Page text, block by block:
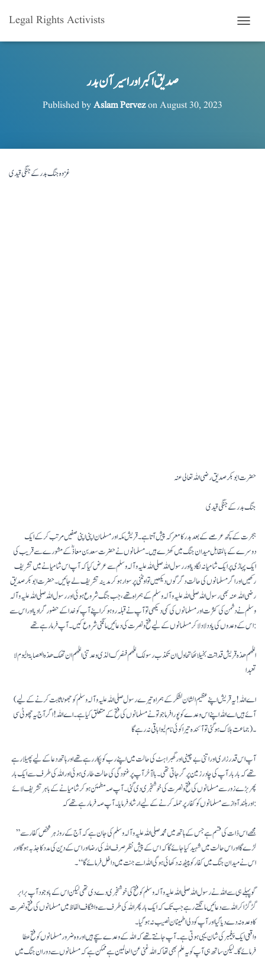
Legal Rights Activists
O
صدیق اکبر اور اسیرآن بدر
Published byAslam PervezonAugust 30, 2023
غزوہ جنگ بدر کے جنگی قیدی
حضرت ابوبکر صدیق رضی اللہ تعالی عنہ
جنگ بدر کے جنگی قیدی
ہجرت کے کچھ عرصے کے بعد بدر کا معرکہ پیش آتاہے۔ قریش مکہ اورمسلمان اپنی اپنی صفیں مرتب کرکے ایک
دوسرے کے بالمقابل میدان جنگ میں کھڑے ہیں۔ مسلمانوں نے حضرت سعد بن معاذؓ کے مشورے سے قریب کی
ایک پہاڑی پرایک شامیانہ لگا دیا اور رسول اللہ صلی اللہ علیہ وآلہ وسلم سے عرض کیا کہ آپ اس شامیانے میں تشریف
رکھیں اور اگر مسلمانوں کی حالت دگرگوں دیکھیں تو اونٹنی پر سوار ہو کر مدینہ تشریف لے جائیں۔ حضرت ابوبکر صدیق
رضی اللہ عنہ بھی رسول اللہ صلی اللہ علیہ وآلہ وسلم کے ہمراہ تھے، جب جنگ شروع ہوئی اور رسول اللہ صلی اللہ علیہ وآلہ
وسلم نے دشمن کی کثرت اور مسلمانوں کی کمی دیکھی تو آپ نے قبلہ رو ہو کر اپنے آپ کو خدا کے حضور گرا دیا اور اس سے
اس کے وعدوں کی یاد دلا دلا کر مسلمانوں کے لیے فتح و نصرت کی دعائیں مانگنی شروع کیں۔ آپ فرمارہے تھے:
اللھم ھذہ قریش قداتت بخیلائھا تحاول ان تکذب رسولک اللھم فنصرک الذی وعدتنی اللھم ان تھک ھذہ العصابۃ الیوم لا
تعبدا
(اے اللہ!یہ قریش اپنے عظیم الشان لشکر کے ہمراہ تیرے رسول صلی اللہ علیہ وآلہ وسلم کو جھوٹا ثابت کرنے کے لیے
آئے ہیں اے اللہ اپنے اس وعدے کو پورا فرما جو تو نے مسلمانوں کی فتح کے متعلق کیا ہے۔ اے اللہ! اگر آج یہ چھوٹی سی
جماعت ہلاک ہو گئی تو آئندہ تیرا کوئی نام لیوا باقی نہ رہے گا)۔
آپ اس قدر زاری اور اتنی بے چینی اور گھبراہٹ کی حالت میں اپنے رب کو پکار رہے تھے اورہاتھ دعا کے لیے پھیلا رہے
تھے کہ بار بار آپ کی چادر زمین پر گر جاتی تھی۔ بالآخر آپ پر غنودگی کی حالت طاری ہوئی اور اللہ کی طرف سے ایک بار
پھر بڑے زور سے مسلمانوں کی فتح و نصرت کی خوشخبری دی گئی۔ آپ صہ مطمئن ہو کر شامیانے کے باہر تشریف لائے
اور بلند آواز سے مسلمانوں کو کفار پر حملہ کرنے کے لیے ارشاد فرمایا۔ آپ صہ فرما رہے تھے کہ :
” مجھے اس ذات کی قسم ہے جس کے ہاتھ میں محمد صلی اللہ علیہ وآلہ وسلم کی جان ہے کہ آج کے روز ہر شخص کفار سے
لڑے گا اور اس حالت میں شہید کیا جائے گاکہ اس کے پیش نظر صر ف اللہ کی رضا اور اس کے دین کی مدد کاجذبہ ہو گا اور
اس نے میدان جنگ میں کفار کو پیٹھ نہ دکھائی ہوگی اللہ اسے جنت میں داخل فرمائے گا‘‘۔
گو پہلے ہی سے اللہ نے رسول اللہ صلی اللہ علیہ وآلہ وسلم کو فتح کی خوشخبری دے دی تھی لیکن اس کے باوجود آپ برابر
گڑگڑا کر اللہ سے دعائیں مانگتے رہے جب تک کہ ایک بار پھر اللہ کی طرف سے واشگاف الفاظ میں مسلمانوں کی فتح و نصرت
کا وعدہ نہ دے دیا گیا اور آپ کو دلی اطمینان نصیب نہ ہو گیا۔
واقعی ایک پیغمبر کی شان یہی ہوتی ہے۔ آپ جانتے تھے کہ اللہ کے وعدے سچے ہیں اور وہ ضرور مسلمانوں کو فتح عطا
فرمائے گا۔ لیکن ساتھ ہی آپ کو یہ علم بھی تھا کہ اللہ غنی عن العالمین ہے ممکن ہے کہ مسلمانوں سے دوران جنگ میں